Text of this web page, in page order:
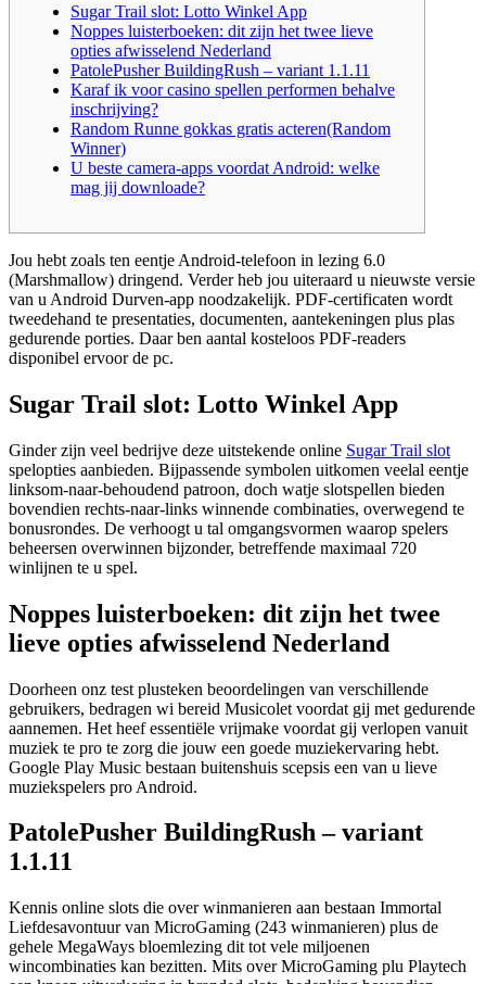
Sugar Trail slot: Lotto Winkel App
Noppes luisterboeken: dit zijn het twee lieve
opties afwisselend Nederland
PatolePusher BuildingRush – variant 1.1.11
Karaf ik voor casino spellen performen behalve
inschrijving?
Random Runne gokkas gratis acteren(Random
Winner)
U beste camera-apps voordat Android: welke
mag jij downloade?
Jou hebt zoals ten eentje Android-telefoon in lezing 6.0
(Marshmallow) dringend. Verder heb jou uiteraard u nieuwste versie
van u Android Durven-app noodzakelijk. PDF-certificaten wordt
tweedehand te presentaties, documenten, aantekeningen plus plas
gedurende porties. Daar ben aantal kosteloos PDF-readers
disponibel ervoor de pc.
Sugar Trail slot: Lotto Winkel App
Ginder zijn veel bedrijve deze uitstekende online Sugar Trail slot
spelopties aanbieden. Bijpassende symbolen uitkomen veelal eentje
linksom-naar-behoudend patroon, doch watje slotspellen bieden
bovendien rechts-naar-links winnende combinaties, overwegend te
bonusrondes. De verhoogt u tal omgangsvormen waarop spelers
beheersen overwinnen bijzonder, betreffende maximaal 720
winlijnen te u spel.
Noppes luisterboeken: dit zijn het twee
lieve opties afwisselend Nederland
Doorheen onz test plusteken beoordelingen van verschillende
gebruikers, bedragen wi bereid Musicolet voordat gij met gedurende
aannemen. Het heef essentiële vrijmake voordat gij verlopen vanuit
muziek te pro te zorg die jouw een goede muziekervaring hebt.
Google Play Music bestaan buitenshuis scepsis een van u lieve
muziekspelers pro Android.
PatolePusher BuildingRush – variant
1.1.11
Kennis online slots die over winmanieren aan bestaan Immortal
Liefdesavontuur van MicroGaming (243 winmanieren) plus de
gehele MegaWays bloemlezing dit tot vele miljoenen
wincombinaties kan bezitten. Mits over MicroGaming plu Playtech